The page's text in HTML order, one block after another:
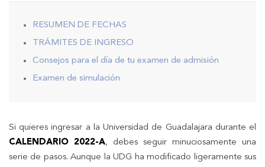
RESUMEN DE FECHAS
TRÁMITES DE INGRESO
Consejos para el día de tu examen de admisión
Examen de simulación
Si quieres ingresar a la Universidad de Guadalajara durante el
CALENDARIO 2022-A, debes seguir minuciosamente una
serie de pasos. Aunque la UDG ha modificado ligeramente sus